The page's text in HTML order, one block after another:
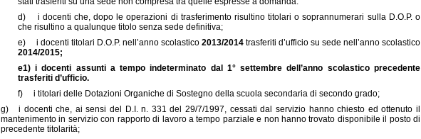
d) i docenti che, dopo le operazioni di trasferimento risultino titolari o soprannumerari sulla D.O.P. o
che risultino a qualunque titolo senza sede definitiva;
e) i docenti titolari D.O.P. nell’anno scolastico 2013/2014trasferiti d’ufficio su sede nell’anno scolastico
2014/2015;
e1) i docenti assunti a tempo indeterminato dal 1° settembre dell’anno scolastico precedente
trasferiti d’ufficio.
f) i titolari delle Dotazioni Organiche di Sostegno della scuola secondaria di secondo grado;
g) i docenti che, ai sensi del D.I. n. 331 del 29/7/1997, cessati dal servizio hanno chiesto ed ottenuto il
mantenimento in servizio con rapporto di lavoro a tempo parziale e non hanno trovato disponibile il posto di
precedente titolarità;